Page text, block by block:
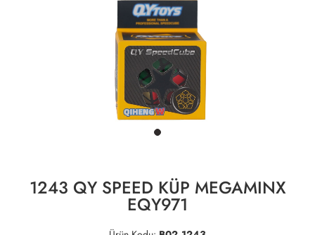
1243 QY SPEED KÜP MEGAMINX
EQY971